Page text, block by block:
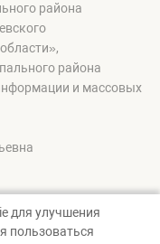
района
района
и массовых
для улучшения
пользоваться